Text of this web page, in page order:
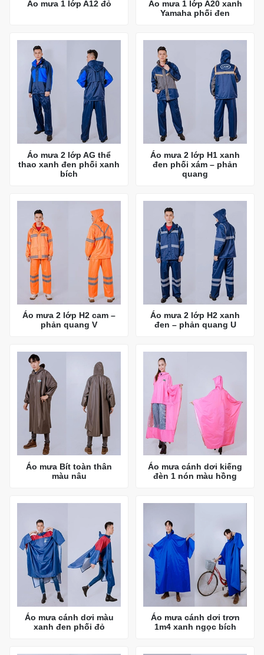
Áo mưa 1 lớp A12 đỏ
Áo mưa 1 lớp A20 xanh
Yamaha phối đen
Áo mưa 2 lớp AG thể
thao xanh đen phối xanh
bích
Áo mưa 2 lớp H1 xanh
đen phối xám – phản
quang
Áo mưa 2 lớp H2 cam –
phản quang V
Áo mưa 2 lớp H2 xanh
đen – phản quang U
Áo mưa Bít toàn thân
màu nâu
Áo mưa cánh dơi kiếng
đèn 1 nón màu hồng
Áo mưa cánh dơi màu
xanh đen phối đỏ
Áo mưa cánh dơi trơn
1m4 xanh ngọc bích